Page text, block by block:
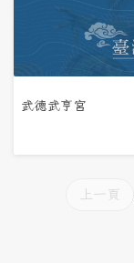
武德武亨宮
上一頁